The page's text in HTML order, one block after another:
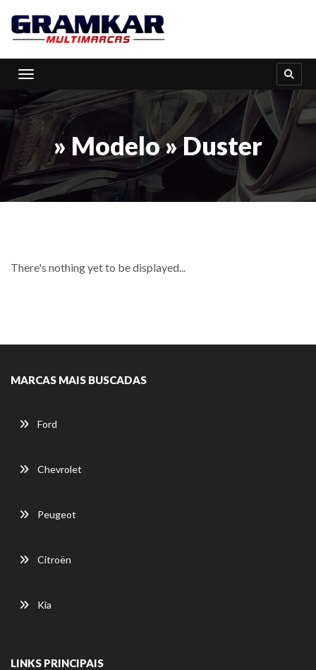
Toggle navigation
» Modelo » Duster
There's nothing yet to be displayed...
MARCAS MAIS BUSCADAS
Ford
Chevrolet
Peugeot
Citroën
Kia
LINKS PRINCIPAIS